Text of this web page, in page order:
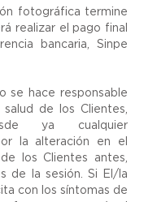
fotográfica termine
realizar el pago final
bancaria, Sinpe
se hace responsable
de los Clientes,
ya cualquier
la alteración en el
los Clientes antes,
de la sesión. Si El/la
con los síntomas de